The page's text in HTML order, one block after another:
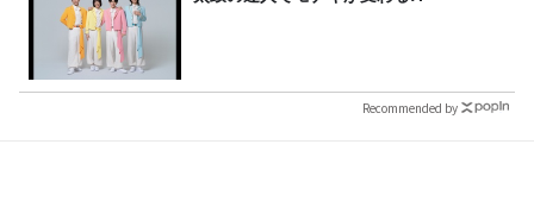
Recommended by